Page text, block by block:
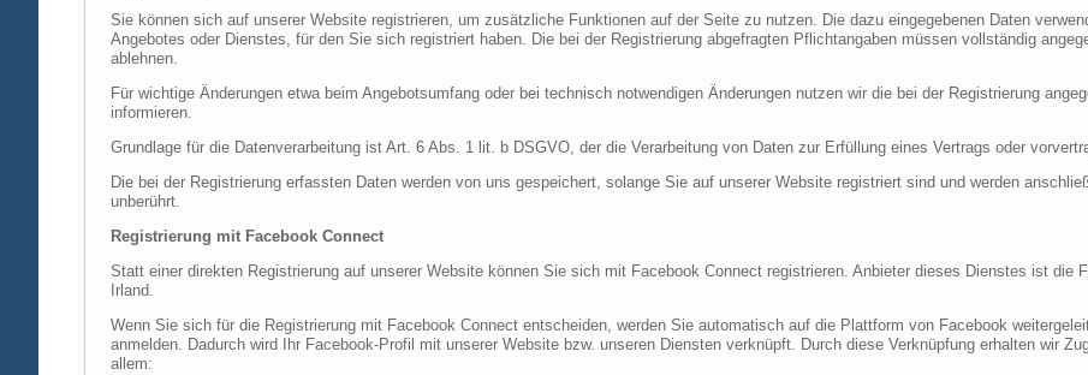
Sie können sich auf unserer Website registrieren, um zusätzliche Funktionen auf der Seite zu nutzen. Die dazu eingegebenen Daten
Angebotes oder Dienstes, für den Sie sich registriert haben. Die bei der Registrierung abgefragten Pflichtangaben müssen vollständig
ablehnen.
Für wichtige Änderungen etwa beim Angebotsumfang oder bei technisch notwendigen Änderungen nutzen wir die bei der Registrierung
informieren.
Grundlage für die Datenverarbeitung ist Art. 6 Abs. 1 lit. b DSGVO, der die Verarbeitung von Daten zur Erfüllung eines Vertrags oder
Die bei der Registrierung erfassten Daten werden von uns gespeichert, solange Sie auf unserer Website registriert sind und werden
unberührt.
Registrierung mit Facebook Connect
Statt einer direkten Registrierung auf unserer Website können Sie sich mit Facebook Connect registrieren. Anbieter dieses Dienstes ist die
Irland.
Wenn Sie sich für die Registrierung mit Facebook Connect entscheiden, werden Sie automatisch auf die Plattform von Facebook
anmelden. Dadurch wird Ihr Facebook-Profil mit unserer Website bzw. unseren Diensten verknüpft. Durch diese Verknüpfung erhalten wir
allem: